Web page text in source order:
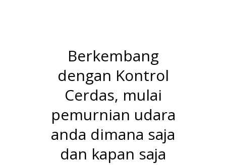
Berkembang
dengan Kontrol
Cerdas, mulai
pemurnian udara
anda dimana saja
dan kapan saja